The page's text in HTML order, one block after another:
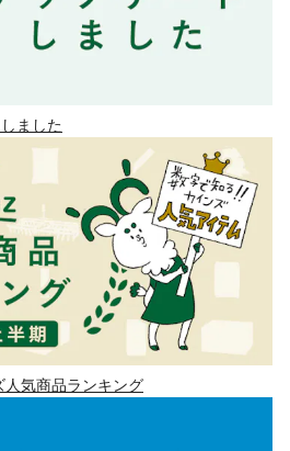
ました
人気商品ランキング